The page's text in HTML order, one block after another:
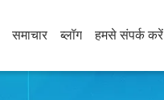
समाचार ब्लॉग हमसे संपर्क करें